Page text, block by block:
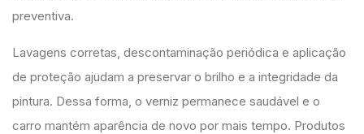
preventiva.
Lavagens corretas, descontaminação periódica e aplicação
de proteção ajudam a preservar o brilho e a integridade da
pintura. Dessa forma, o verniz permanece saudável e o
carro mantém aparência de novo por mais tempo. Produtos